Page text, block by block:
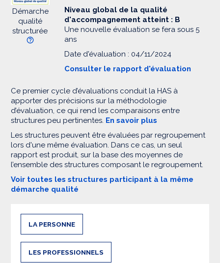
Démarche
qualité
structurée
Niveau global de la qualité
d'accompagnement atteint : B
Une nouvelle évaluation se fera sous 5
ans
Date d'évaluation : 04/11/2024
Consulter le rapport d'évaluation
Ce premier cycle d’évaluations conduit la HAS à
apporter des précisions sur la méthodologie
d’évaluation, ce qui rend les comparaisons entre
structures peu pertinentes. En savoir plus
Les structures peuvent être évaluées par regroupement
lors d'une même évaluation. Dans ce cas, un seul
rapport est produit, sur la base des moyennes de
l’ensemble des structures composant le regroupement.
Voir toutes les structures participant à la même
démarche qualité
LA PERSONNE
LES PROFESSIONNELS